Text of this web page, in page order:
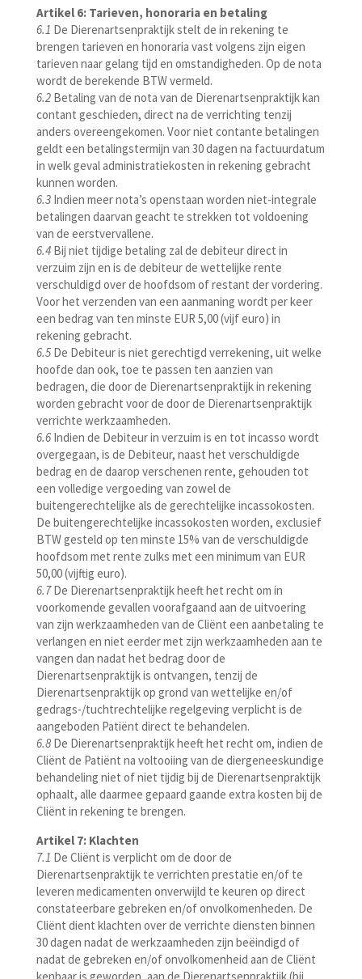
Artikel 6: Tarieven, honoraria en betaling
6.1 De Dierenartsenpraktijk stelt de in rekening te
brengen tarieven en honoraria vast volgens zijn eigen
tarieven naar gelang tijd en omstandigheden. Op de nota
wordt de berekende BTW vermeld.
6.2Betaling van de nota van de Dierenartsenpraktijk kan
contant geschieden, direct na de verrichting tenzij
anders overeengekomen. Voor niet contante betalingen
geldt een betalingstermijn van 30 dagen na factuurdatum
in welk geval administratiekosten in rekening gebracht
kunnen worden.
6.3Indien meer nota’s openstaan worden niet-integrale
betalingen daarvan geacht te strekken tot voldoening
van de eerstvervallene.
6.4Bij niet tijdige betaling zal de debiteur direct in
verzuim zijn en is de debiteur de wettelijke rente
verschuldigd over de hoofdsom of restant der vordering.
Voor het verzenden van een aanmaning wordt per keer
een bedrag van ten minste EUR 5,00 (vijf euro) in
rekening gebracht.
6.5De Debiteur is niet gerechtigd verrekening, uit welke
hoofde dan ook, toe te passen ten aanzien van
bedragen, die door de Dierenartsenpraktijk in rekening
worden gebracht voor de door de Dierenartsenpraktijk
verrichte werkzaamheden.
6.6Indien de Debiteur in verzuim is en tot incasso wordt
overgegaan, is de Debiteur, naast het verschuldigde
bedrag en de daarop verschenen rente, gehouden tot
een volledige vergoeding van zowel de
buitengerechtelijke als de gerechtelijke incassokosten.
De buitengerechtelijke incassokosten worden, exclusief
BTW gesteld op ten minste 15% van de verschuldigde
hoofdsom met rente zulks met een minimum van EUR
50,00 (vijftig euro).
6.7De Dierenartsenpraktijk heeft het recht om in
voorkomende gevallen voorafgaand aan de uitvoering
van zijn werkzaamheden van de Cliënt een aanbetaling te
verlangen en niet eerder met zijn werkzaamheden aan te
vangen dan nadat het bedrag door de
Dierenartsenpraktijk is ontvangen, tenzij de
Dierenartsenpraktijk op grond van wettelijke en/of
gedrags-/tuchtrechtelijke regelgeving verplicht is de
aangeboden Patiënt direct te behandelen.
6.8De Dierenartsenpraktijk heeft het recht om, indien de
Cliënt de Patiënt na voltooiing van de diergeneeskundige
behandeling niet of niet tijdig bij de Dierenartsenpraktijk
ophaalt, alle daarmee gepaard gaande extra kosten bij de
Cliënt in rekening te brengen.
Artikel 7: Klachten
7.1 De Cliënt is verplicht om de door de
Dierenartsenpraktijk te verrichten prestatie en/of te
leveren medicamenten onverwijld te keuren op direct
constateerbare gebreken en/of onvolkomenheden. De
Cliënt dient klachten over de verrichte diensten binnen
30 dagen nadat de werkzaamheden zijn beëindigd of
nadat de gebreken en/of onvolkomenheid aan de Cliënt